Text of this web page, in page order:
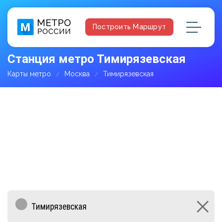
Построить Маршрут
Станция метро Тимирязевская
Карты метро Москва Тимирязевская